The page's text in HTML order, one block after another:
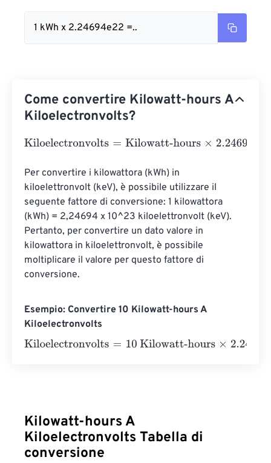
1 kWh x 2.24694e22 =..
Come convertire Kilowatt-hours A
Kiloelectronvolts?
Kiloelectronvolts=Kilowatt-hours×2.24694 e22
Per convertire i kilowattora (kWh) in
kiloelettronvolt (keV), è possibile utilizzare il
seguente fattore di conversione: 1 kilowattora
(kWh) = 2,24694 x 10^23 kiloelettronvolt (keV).
Pertanto, per convertire un dato valore in
kilowattora in kiloelettronvolt, è possibile
moltiplicare il valore per questo fattore di
conversione.
Esempio: Convertire 10 Kilowatt-hours A
Kiloelectronvolts
Kiloelectronvolts=10 Kilowatt-hours×2.24694e 22=
Kilowatt-hours A
Kiloelectronvolts Tabella di
conversione